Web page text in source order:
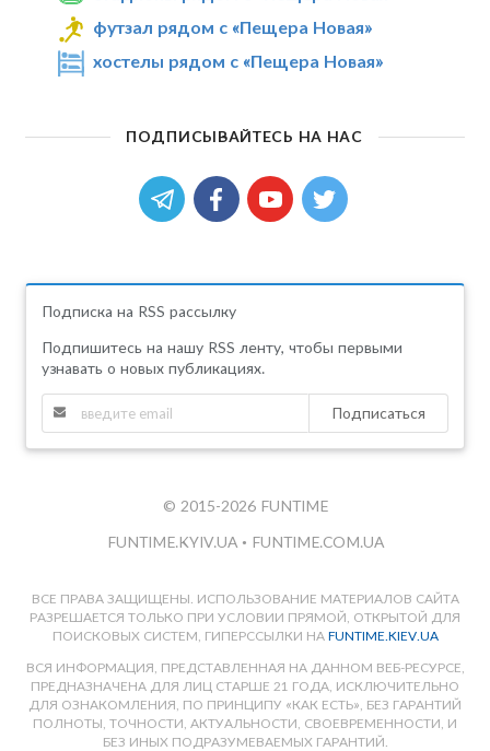
футзал рядом с «Пещера Новая»
хостелы рядом с «Пещера Новая»
ПОДПИСЫВАЙТЕСЬ НА НАС
Подписка на RSS рассылку
Подпишитесь на нашу RSS ленту, чтобы первыми
узнавать о новых публикациях.
Подписаться
© 2015-2026 FUNTIME
FUNTIME.KYIV.UA • FUNTIME.COM.UA
ВСЕ ПРАВА ЗАЩИЩЕНЫ. ИСПОЛЬЗОВАНИЕ МАТЕРИАЛОВ САЙТА
РАЗРЕШАЕТСЯ ТОЛЬКО ПРИ УСЛОВИИ ПРЯМОЙ, ОТКРЫТОЙ ДЛЯ
ПОИСКОВЫХ СИСТЕМ, ГИПЕРССЫЛКИ НА FUNTIME.KIEV.UA
ВСЯ ИНФОРМАЦИЯ, ПРЕДСТАВЛЕННАЯ НА ДАННОМ ВЕБ-РЕСУРСЕ,
ПРЕДНАЗНАЧЕНА ДЛЯ ЛИЦ СТАРШЕ 21 ГОДА, ИСКЛЮЧИТЕЛЬНО
ДЛЯ ОЗНАКОМЛЕНИЯ, ПО ПРИНЦИПУ «КАК ЕСТЬ», БЕЗ ГАРАНТИЙ
ПОЛНОТЫ, ТОЧНОСТИ, АКТУАЛЬНОСТИ, СВОЕВРЕМЕННОСТИ, И
БЕЗ ИНЫХ ПОДРАЗУМЕВАЕМЫХ ГАРАНТИЙ.